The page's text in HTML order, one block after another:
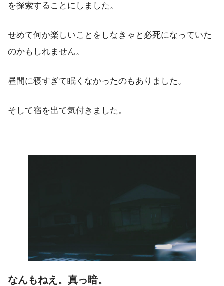
を探索することにしました。
せめて何か楽しいことをしなきゃと必死になっていた
のかもしれません。
昼間に寝すぎて眠くなかったのもありました。
そして宿を出て気付きました。
なんもねえ。真っ暗。